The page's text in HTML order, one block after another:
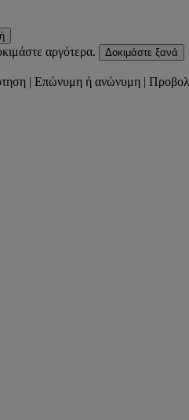
αργότερα. Δοκιμάστε ξανά
| Επώνυμη ή ανώνυμη |